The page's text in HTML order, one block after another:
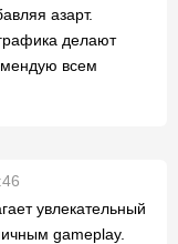
азарт.
делают
всем
увлекательный
gameplay.